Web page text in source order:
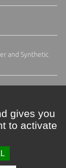
and Synthetic
gives you
to activate